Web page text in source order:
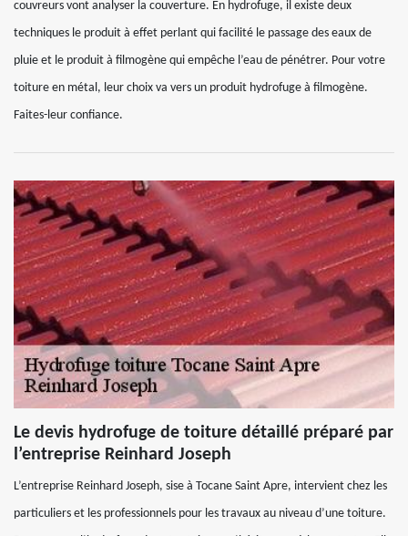
couvreurs vont analyser la couverture. En hydrofuge, il existe deux
techniques le produit à effet perlant qui facilité le passage des eaux de
pluie et le produit à filmogène qui empêche l’eau de pénétrer. Pour votre
toiture en métal, leur choix va vers un produit hydrofuge à filmogène.
Faites-leur confiance.
Le devis hydrofuge de toiture détaillé préparé par
l’entreprise Reinhard Joseph
L’entreprise Reinhard Joseph, sise à Tocane Saint Apre, intervient chez les
particuliers et les professionnels pour les travaux au niveau d’une toiture.